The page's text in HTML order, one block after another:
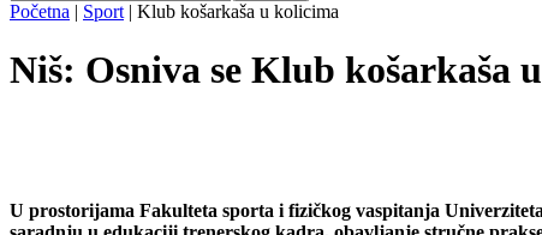
Početna | Sport | Klub košarkaša u kolicima
Niš: Osniva se Klub košarkaša
U prostorijama Fakulteta sporta i fizičkog vaspitanja